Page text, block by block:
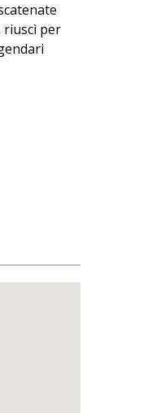
riuscì per